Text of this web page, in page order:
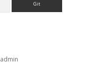
admin